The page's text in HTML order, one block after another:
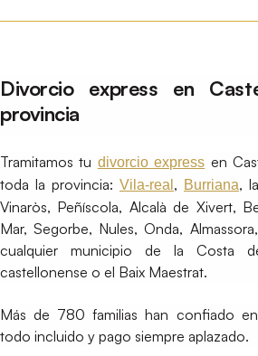
Divorcio express en
provincia
Tramitamos tu divorcio express en
toda la provincia: Vila-real , Burriana,
Vinaròs, Peñíscola, Alcalà de Xivert,
Mar, Segorbe, Nules, Onda,
cualquier municipio de la Costa
castellonense o el Baix Maestrat.
Más de 780 familias han confiado
todo incluido y pago siempre aplazado.